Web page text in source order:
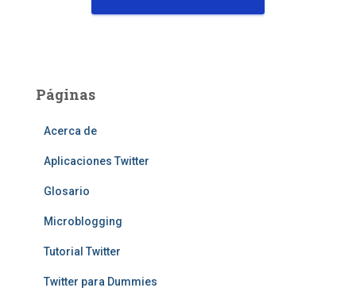
Páginas
Acerca de
Aplicaciones Twitter
Glosario
Microblogging
Tutorial Twitter
Twitter para Dummies